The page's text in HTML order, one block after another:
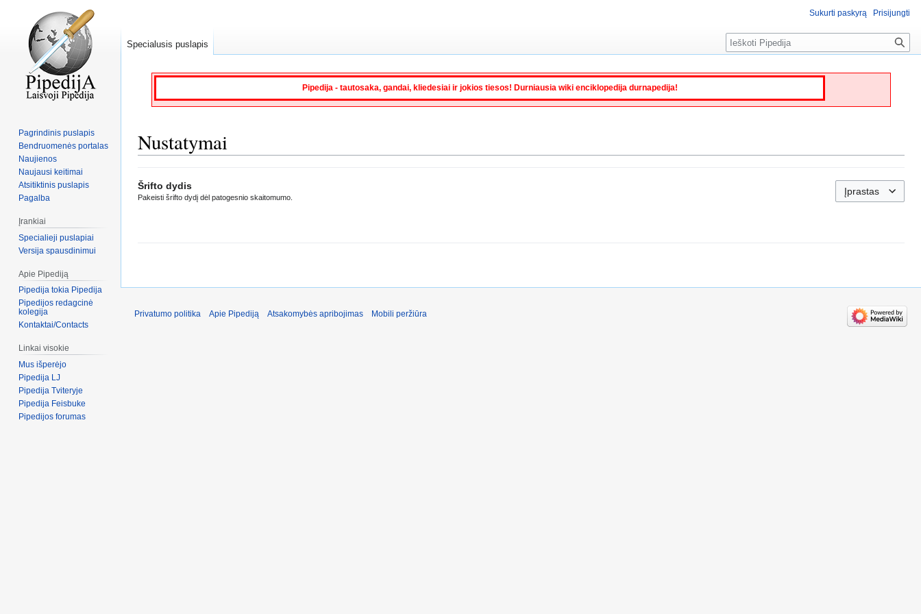
Pipedija - tautosaka, gandai, kliedesiai ir jokios tiesos! Durniausia wiki enciklopedija durnapedija!
Nustatymai
to
to
Šrifto dydis
Pakeisti šrifto dydį dėl patogesnio skaitomumo.
Įprastas
Sukurti paskyrą Prisijungti
Specialusis puslapis Paieška
Pagrindinis puslapis
Bendruomenės portalas
Naujienos
Naujausi keitimai
Atsitiktinis puslapis
Pagalba
Įrankiai
Specialieji puslapiai
Versija spausdinimui
Apie Pipediją
Pipedija tokia Pipedija
Pipedijos redagcinė
kolegija
Kontaktai/Contacts
Linkai visokie
Mus išperėjo
Pipedija LJ
Pipedija Tviteryje
Pipedija Feisbuke
Pipedijos forumas
Privatumo politika Apie Pipediją Atsakomybės apribojimas Mobili peržiūra